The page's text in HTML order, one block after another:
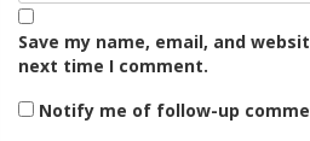
Save my name, email, and
next time I comment.
Notify me of follow-up